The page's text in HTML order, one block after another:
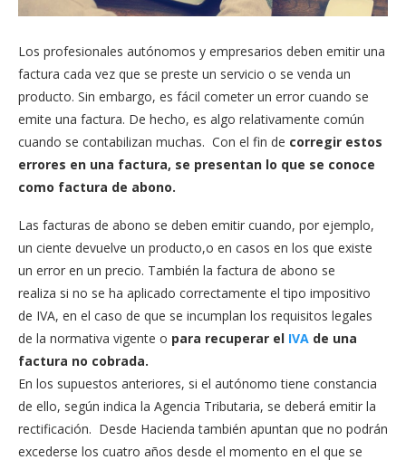
Los profesionales autónomos y empresarios deben emitir una
factura cada vez que se preste un servicio o se venda un
producto. Sin embargo, es fácil cometer un error cuando se
emite una factura. De hecho, es algo relativamente común
cuando se contabilizan muchas. Con el fin de corregir estos
errores en una factura, se presentan lo que se conoce
como factura de abono.
Las facturas de abono se deben emitir cuando, por ejemplo,
un ciente devuelve un producto,o en casos en los que existe
un error en un precio. También la factura de abono se
realiza si no se ha aplicado correctamente el tipo impositivo
de IVA, en el caso de que se incumplan los requisitos legales
de la normativa vigente o para recuperar el IVA de una
factura no cobrada.
En los supuestos anteriores, si el autónomo tiene constancia
de ello, según indica la Agencia Tributaria, se deberá emitir la
rectificación. Desde Hacienda también apuntan que no podrán
excederse los cuatro años desde el momento en el que se